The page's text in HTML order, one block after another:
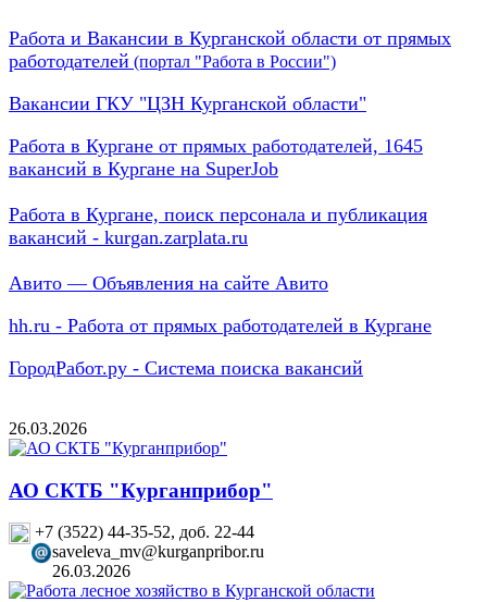
Работа и Вакансии в Курганской области от прямых
работодателей (портал "Работа в России")
Вакансии ГКУ "ЦЗН Курганской области"
Работа в Кургане от прямых работодателей, 1645
вакансий в Кургане на SuperJob
Работа в Кургане, поиск персонала и публикация
вакансий - kurgan.zarplata.ru
Авито — Объявления на сайте Авито
hh.ru - Работа от прямых работодателей в Кургане
ГородРабот.ру - Система поиска вакансий
26.03.2026
АО СКТБ "Курганприбор"
+7 (3522) 44-35-52, доб. 22-44
saveleva_mv@kurganpribor.ru
26.03.2026